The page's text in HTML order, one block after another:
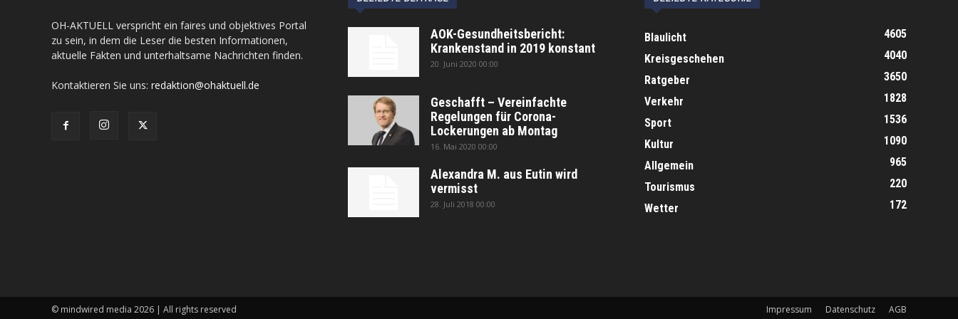
OH-AKTUELL verspricht ein faires und objektives Portal
zu sein, in dem die Leser die besten Informationen,
aktuelle Fakten und unterhaltsame Nachrichten finden.
Kontaktieren Sie uns: redaktion@ohaktuell.de
AOK-Gesundheitsbericht:
Krankenstand in 2019 konstant
20. Juni 2020 00:00
Geschafft – Vereinfachte
Regelungen für Corona-
Lockerungen ab Montag
16. Mai 2020 00:00
Alexandra M. aus Eutin wird
vermisst
28. Juli 2018 00:00
Blaulicht
4605
Kreisgeschehen
4040
Ratgeber
3650
Verkehr
1828
Sport
1536
Kultur
1090
Allgemein
965
Tourismus
220
Wetter
172
Impressum Datenschutz AGB
© mindwired media 2026 | All rights reserved